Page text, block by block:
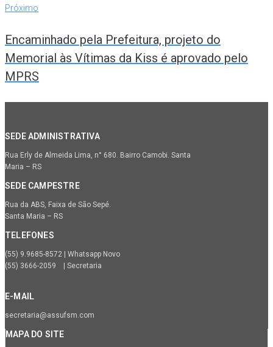
Próximo
Encaminhado pela Prefeitura, projeto do
Memorial às Vítimas da Kiss é aprovado pelo
MPRS
SEDE ADMINISTRATIVA
Rua Erly de Almeida Lima, n° 680. Bairro Camobi. Santa
Maria – RS
SEDE CAMPESTRE
Rua da ABS, Faixa de São Sepé.
Santa Maria – RS
TELEFONES
(55) 9.9685-8572 | Whatsapp Novo
(55) 3666-2059 | Secretaria
E-MAIL
secretaria@assufsm.com
MAPA DO SITE